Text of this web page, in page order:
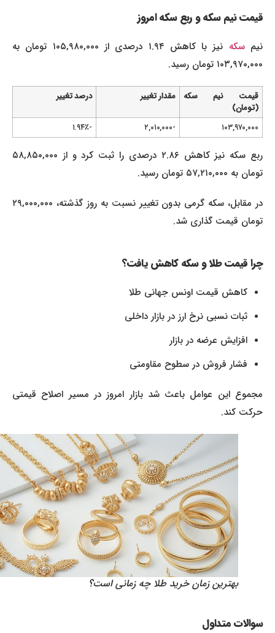
قیمت نیم سکه و ربع سکه امروز
نیمسکه
نیز با کاهش ۱.۹۴ درصدی از ۱۰۵,۹۸۰,۰۰۰ تومان به
۱۰۳,۹۷۰,۰۰۰ تومان رسید.
قیمت نیم سکه
(تومان)
مقدار تغییر درصد تغییر
۱۰۳,۹۷۰,۰۰۰
ربع سکه نیز کاهش ۲.۸۶ درصدی را ثبت کرد و از ۵۸,۸۵۰,۰۰۰
تومان به ۵۷,۲۱۰,۰۰۰ تومان رسید.
در مقابل، سکه گرمی بدون تغییر نسبت به روز گذشته، ۲۹,۰۰۰,۰۰۰
تومان قیمت گذاری شد.
چرا قیمت طلا و سکه کاهش یافت؟
کاهش قیمت اونس جهانی طلا
ثبات نسبی نرخ ارز در بازار داخلی
افزایش عرضه در بازار
فشار فروش در سطوح مقاومتی
مجموع این عوامل باعث شد بازار امروز در مسیر اصلاح قیمتی
حرکت کند.
بهترین زمان خرید طلا چه زمانی است؟
سوالات متداول